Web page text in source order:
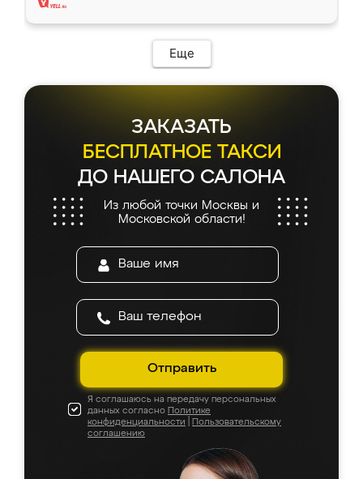
Еще
ЗАКАЗАТЬ
БЕСПЛАТНОЕ ТАКСИ
ДО НАШЕГО САЛОНА
Из любой точки Москвы и
Московской области!
Отправить
Я соглашаюсь на передачу персональных
данных согласно Политике
конфиденциальности
Пользовательскому
соглашению